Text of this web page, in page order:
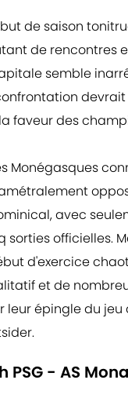
de saison
de rencontres
semble
faveur des
Monégasques
avec
sorties officielles.
d'exercice
et de
leur épingle du
PSG - AS